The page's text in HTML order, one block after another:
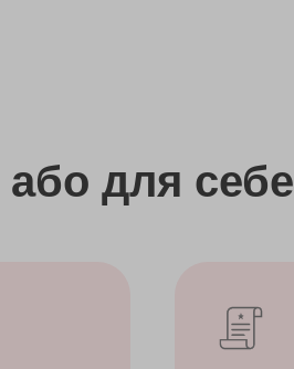
або для себе